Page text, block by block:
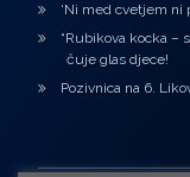
‘Ni med cvetjem ni
“Rubikova kocka –
čuje glas djece!
Pozivnica na 6.